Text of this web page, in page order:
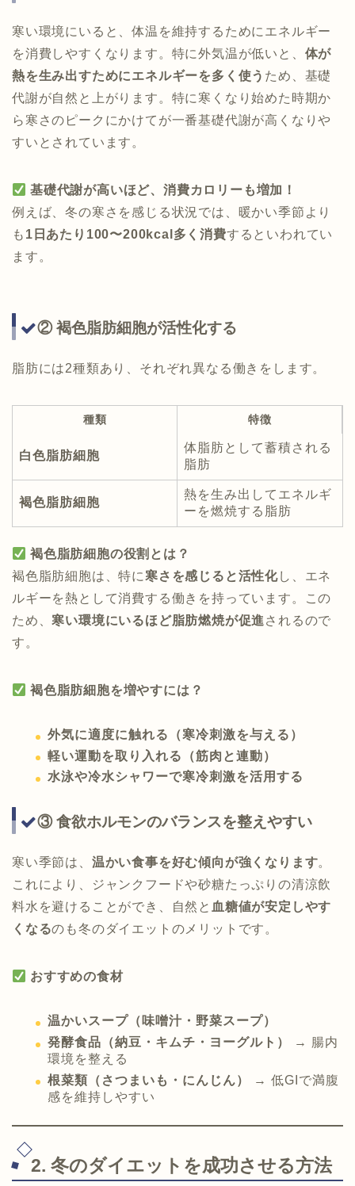
寒い環境にいると、体温を維持するためにエネルギー
を消費しやすくなります。特に外気温が低いと、 体が
熱を生み出すためにエネルギーを多く使う ため、基礎
代謝が自然と上がります。特に寒くなり始めた時期か
ら寒さのピークにかけてが一番基礎代謝が高くなりや
すいとされています。
基礎代謝が高いほど、消費カロリーも増加！
例えば、冬の寒さを感じる状況では、暖かい季節より
も 1日あたり100〜200kcal多く消費するといわれてい
ます。
② 褐色脂肪細胞が活性化する
脂肪には2種類あり、それぞれ異なる働きをします。
種類 特徴
白色脂肪細胞
体脂肪として蓄積される
脂肪
褐色脂肪細胞
熱を生み出してエネルギ
ーを燃焼する脂肪
褐色脂肪細胞の役割とは？
褐色脂肪細胞は、特に寒さを感じると活性化し、エネ
ルギーを熱として消費する働きを持っています。この
ため、寒い環境にいるほど脂肪燃焼が促進 されるので
す。
褐色脂肪細胞を増やすには？
外気に適度に触れる（寒冷刺激を与える）
軽い運動を取り入れる（筋肉と連動）
水泳や冷水シャワーで寒冷刺激を活用する
③ 食欲ホルモンのバランスを整えやすい
寒い季節は、 温かい食事を好む傾向が強くなります。
これにより、ジャンクフードや砂糖たっぷりの清涼飲
料水を避けることができ、自然と 血糖値が安定しやす
くなるのも冬のダイエットのメリットです。
おすすめの食材
温かいスープ（味噌汁・野菜スープ）
発酵食品（納豆・キムチ・ヨーグルト）
→ 腸内
環境を整える
根菜類（さつまいも・にんじん）
→ 低GIで満腹
感を維持しやすい
2. 冬のダイエットを成功させる方法